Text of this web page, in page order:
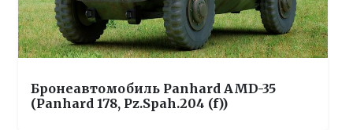
Бронеавтомобиль Panhard AMD-35
(Panhard 178, Pz.Spah.204 (f))